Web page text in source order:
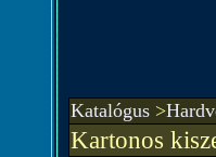
Katalógus >
Kartonos